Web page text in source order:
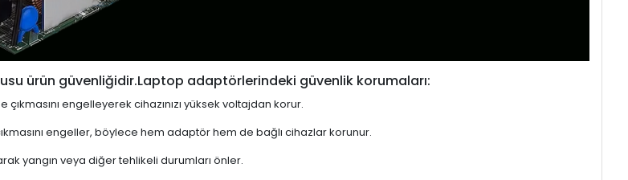
ürün güvenliğidir.Laptop adaptörlerindeki güvenlik korumaları:
engelleyerek cihazınızı yüksek voltajdan korur.
çıkmasını engeller, böylece hem adaptör hem de bağlı cihazlar korunur.
yangın veya diğer tehlikeli durumları önler.